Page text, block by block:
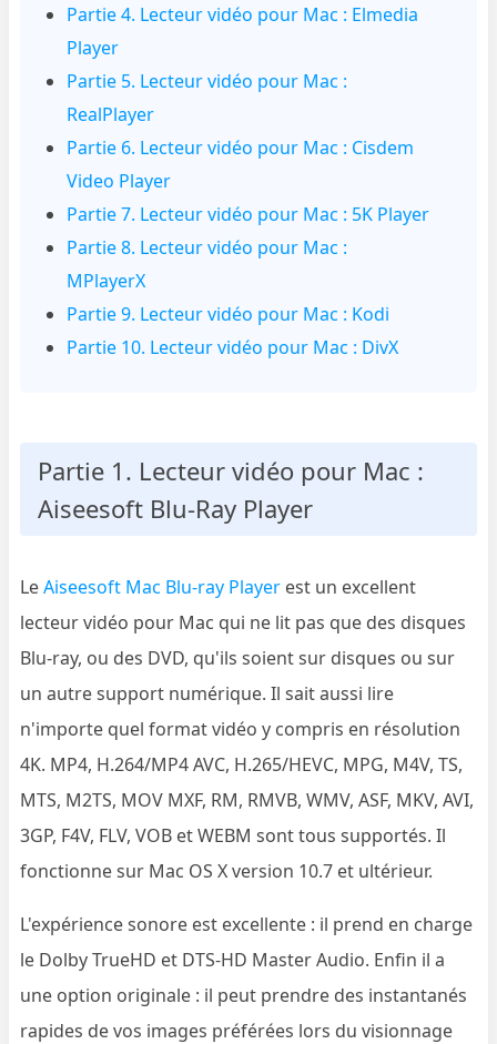
Partie 4. Lecteur vidéo pour Mac : Elmedia
Player
Partie 5. Lecteur vidéo pour Mac :
RealPlayer
Partie 6. Lecteur vidéo pour Mac : Cisdem
Video Player
Partie 7. Lecteur vidéo pour Mac : 5K Player
Partie 8. Lecteur vidéo pour Mac :
MPlayerX
Partie 9. Lecteur vidéo pour Mac : Kodi
Partie 10. Lecteur vidéo pour Mac : DivX
Partie 1. Lecteur vidéo pour Mac :
Aiseesoft Blu-Ray Player
LeAiseesoft Mac Blu-ray Player est un excellent
lecteur vidéo pour Mac qui ne lit pas que des disques
Blu-ray, ou des DVD, qu'ils soient sur disques ou sur
un autre support numérique. Il sait aussi lire
n'importe quel format vidéo y compris en résolution
4K. MP4, H.264/MP4 AVC, H.265/HEVC, MPG, M4V, TS,
MTS, M2TS, MOV MXF, RM, RMVB, WMV, ASF, MKV, AVI,
3GP, F4V, FLV, VOB et WEBM sont tous supportés. Il
fonctionne sur Mac OS X version 10.7 et ultérieur.
L'expérience sonore est excellente : il prend en charge
le Dolby TrueHD et DTS-HD Master Audio. Enfin il a
une option originale : il peut prendre des instantanés
rapides de vos images préférées lors du visionnage